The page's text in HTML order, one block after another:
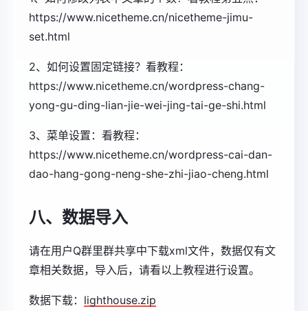
https://www.nicetheme.cn/nicetheme-jimu-
set.html
2、如何设置固定链接？看教程：
https://www.nicetheme.cn/wordpress-chang-
yong-gu-ding-lian-jie-wei-jing-tai-ge-shi.html
3、菜单设置：看教程：
https://www.nicetheme.cn/wordpress-cai-dan-
dao-hang-gong-neng-she-zhi-jiao-cheng.html
八、数据导入
请在用户Q群里群共享中下载xml文件，数据仅有文
章相关数据，导入后，请看以上教程进行设置。
数据下载： lighthouse.zip